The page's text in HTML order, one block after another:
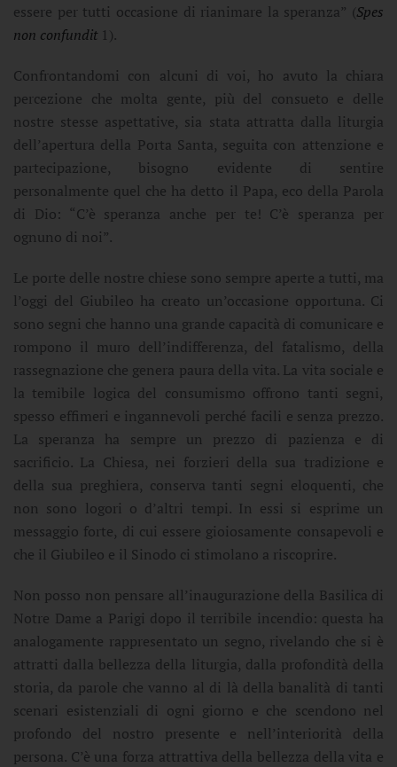
essere per tutti occasione di rianimare la speranza” (Spes
non confundit 1).
Confrontandomi con alcuni di voi, ho avuto la chiara
percezione che molta gente, più del consueto e delle
nostre stesse aspettative, sia stata attratta dalla liturgia
dell’apertura della Porta Santa, seguita con attenzione e
partecipazione, bisogno evidente di sentire
personalmente quel che ha detto il Papa, eco della Parola
di Dio: “C’è speranza anche per te! C’è speranza per
ognuno di noi”.
Le porte delle nostre chiese sono sempre aperte a tutti, ma
l’oggi del Giubileo ha creato un’occasione opportuna. Ci
sono segni che hanno una grande capacità di comunicare e
rompono il muro dell’indifferenza, del fatalismo, della
rassegnazione che genera paura della vita. La vita sociale e
la temibile logica del consumismo offrono tanti segni,
spesso effimeri e ingannevoli perché facili e senza prezzo.
La speranza ha sempre un prezzo di pazienza e di
sacrificio. La Chiesa, nei forzieri della sua tradizione e
della sua preghiera, conserva tanti segni eloquenti, che
non sono logori o d’altri tempi. In essi si esprime un
messaggio forte, di cui essere gioiosamente consapevoli e
che il Giubileo e il Sinodo ci stimolano a riscoprire.
Non posso non pensare all’inaugurazione della Basilica di
Notre Dame a Parigi dopo il terribile incendio: questa ha
analogamente rappresentato un segno, rivelando che si è
attratti dalla bellezza della liturgia, dalla profondità della
storia, da parole che vanno al di là della banalità di tanti
scenari esistenziali di ogni giorno e che scendono nel
profondo del nostro presente e nell’interiorità della
persona. C’è una forza attrattiva della bellezza della vita e